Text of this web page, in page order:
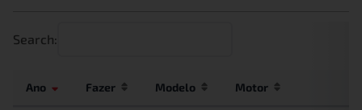
Search:
Ano Fazer Modelo Motor